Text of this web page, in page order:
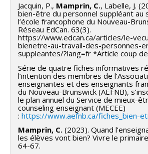
Jacquin, P., Mamprin, C., Labelle, J.
bien-être du personnel suppléant au
l’école francophone du Nouveau-
Réseau EdCan. 63(3).
https://www.edcan.ca/articles/le-
bienetre-au-travail-des-personnes-
suppleantes/?lang=fr *Article coup
Série de quatre fiches informatives
l’intention des membres de
enseignantes et des enseignants
du Nouveau-Brunswick (AEFNB),
le plan annuel du Service de mieux-
counseling enseignant (MECEE)
: https://www.aefnb.ca/fiches_bien-
Mamprin, C. (2023). Quand
les élèves vont bien? Vivre le
64-67.